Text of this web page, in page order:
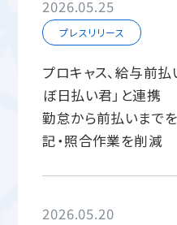
2026.05.25
プレスリリース
プロキャス、給与前払
ぼ日払い君」と連携
勤怠から前払いまで
記・照合作業を削減
2026.05.20